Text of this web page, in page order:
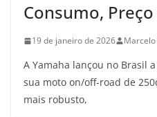
Consumo,
19 de janeiro de 2026 Marcelo
A Yamaha lançou no Brasil
sua moto on/off-road de
mais robusto,